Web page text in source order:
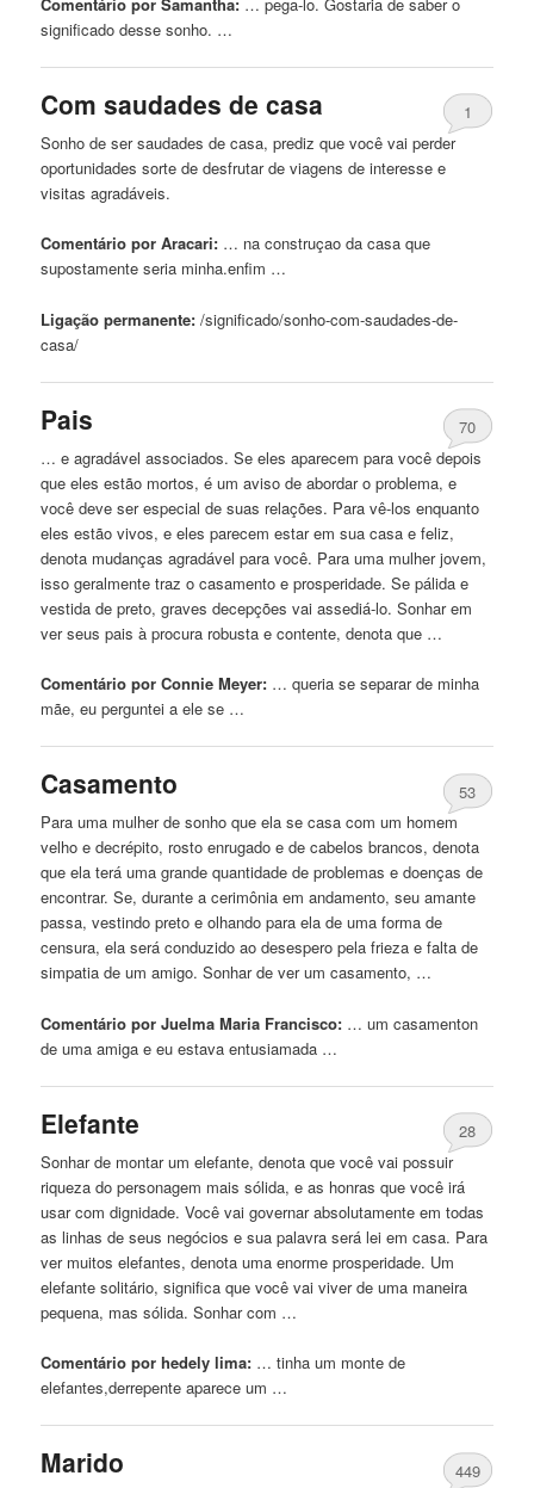
significado desse sonho. …
Com saudadesde casa
1
Sonhode ser saudadesde casa, prediz que você vai perder
oportunidades sortede desfrutarde viagensde interesse e
visitas agradáveis.
Comentário por Aracari: … na construçao dacasa que
supostamente seria minha.enfim …
Ligação permanente: /significado/sonho-com-saudades-de-
casa/
Pais
70
… e agradável associados. Se eles aparecem para você depois
que eles estão mortos, é um avisode abordar o problema, e
você deve ser especialde suas relações. Para vê-los enquanto
eles estão vivos, e eles parecem estar em suacasa e feliz,
denota mudanças agradável para você. Para uma mulher jovem,
isso geralmente traz o casamento e prosperidade. Se pálida e
vestidade preto, graves decepções vai assediá-lo. Sonhar em
ver seus pais à procura robusta e contente, denota que …
Comentário por Connie Meyer: … queria se separarde minha
mãe, eu perguntei a ele se …
Casamento
53
Para uma mulherde sonho que ela secasa com um homem
velho e decrépito, rosto enrugado ede cabelos brancos, denota
que ela terá uma grande quantidadede problemas e doençasde
encontrar. Se, durante a cerimônia em andamento, seu amante
passa, vestindopreto e olhando para elade uma formade
censura, ela será conduzido ao desespero pela frieza e faltade
simpatiade um amigo. Sonharde ver um casamento, …
Comentário por Juelma Maria Francisco: … um casamenton
de uma amiga e eu estava entusiamada …
Elefante
28
Sonharde montar um elefante, denota que você vai possuir
riqueza do personagem mais sólida, e as honras que você irá
usar com dignidade. Você vai governar absolutamente em todas
as linhasde seus negócios e sua palavra será lei emcasa. Para
ver muitos elefantes, denota uma enorme prosperidade. Um
elefante solitário, significa que você vai viverde uma maneira
pequena, mas sólida. Sonhar com …
Comentário por hedely lima: … tinha um montede
elefantes,derrepente aparece um …
Marido
449